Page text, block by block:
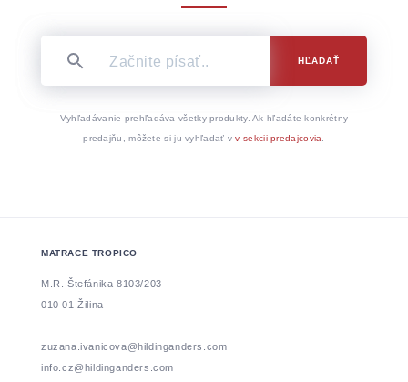
HĽADAŤ
Vyhľadávanie prehľadáva všetky produkty. Ak hľadáte konkrétny
predajňu, môžete si ju vyhľadať vv sekcii predajcovia.
MATRACE TROPICO
M.R. Štefánika 8103/203
010 01 Žilina
zuzana.ivanicova@hildinganders.com
info.cz@hildinganders.com